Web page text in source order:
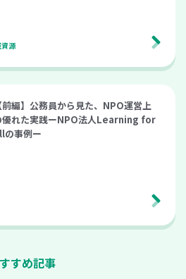
源
前編】公務員から見た、NPO運営上
優れた実践ーNPO法人Learning for
の事例ー
すめ記事